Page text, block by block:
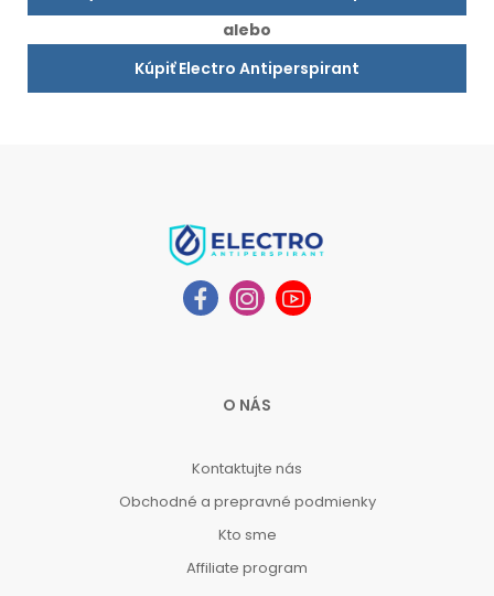
alebo
Kúpiť Electro Antiperspirant
O NÁS
Kontaktujte nás
Obchodné a prepravné podmienky
Kto sme
Affiliate program